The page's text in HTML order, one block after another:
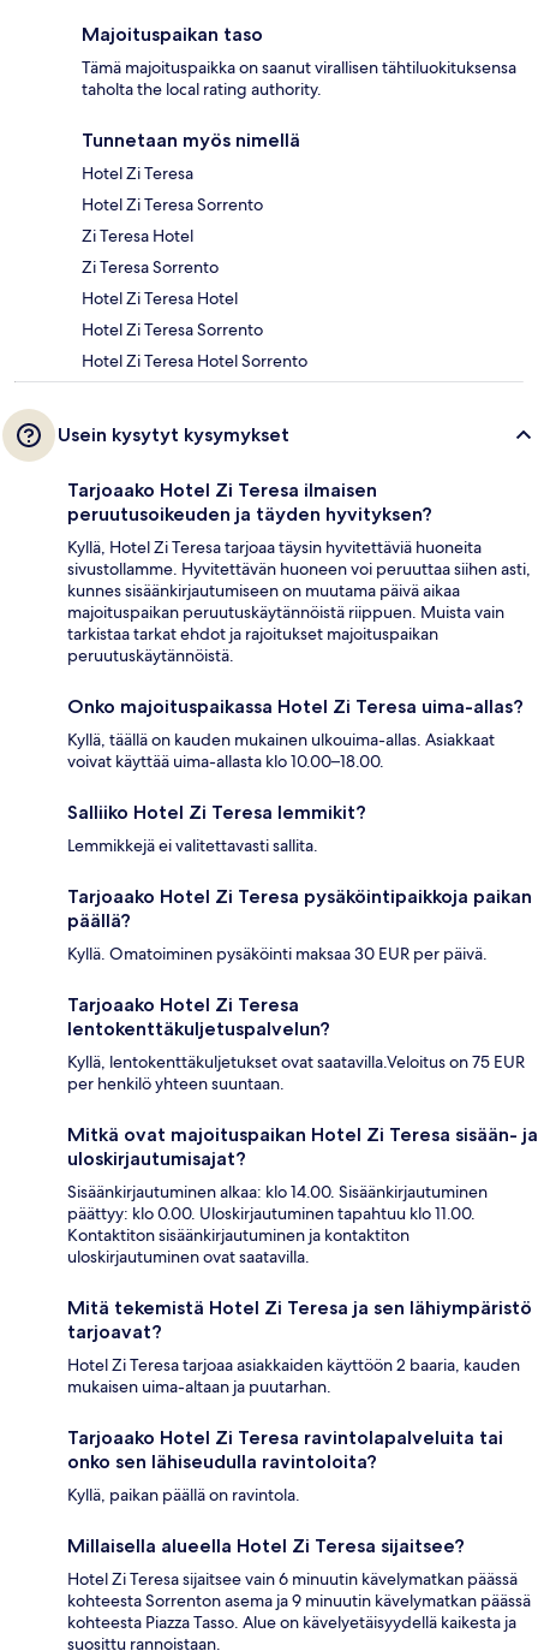
Majoituspaikan taso
Tämä majoituspaikka on saanut virallisen tähtiluokituksensa
taholta the local rating authority.
Tunnetaan myös nimellä
Hotel Zi Teresa
Hotel Zi Teresa Sorrento
Zi Teresa Hotel
Zi Teresa Sorrento
Hotel Zi Teresa Hotel
Hotel Zi Teresa Sorrento
Hotel Zi Teresa Hotel Sorrento
Usein kysytyt kysymykset
Tarjoaako Hotel Zi Teresa ilmaisen
peruutusoikeuden ja täyden hyvityksen?
Kyllä, Hotel Zi Teresa tarjoaa täysin hyvitettäviä huoneita
sivustollamme. Hyvitettävän huoneen voi peruuttaa siihen asti,
kunnes sisäänkirjautumiseen on muutama päivä aikaa
majoituspaikan peruutuskäytännöistä riippuen. Muista vain
tarkistaa tarkat ehdot ja rajoitukset majoituspaikan
peruutuskäytännöistä.
Onko majoituspaikassa Hotel Zi Teresa uima-allas?
Kyllä, täällä on kauden mukainen ulkouima-allas. Asiakkaat
voivat käyttää uima-allasta klo 10.00–18.00.
Salliiko Hotel Zi Teresa lemmikit?
Lemmikkejä ei valitettavasti sallita.
Tarjoaako Hotel Zi Teresa pysäköintipaikkoja paikan
päällä?
Kyllä. Omatoiminen pysäköinti maksaa 30 EUR per päivä.
Tarjoaako Hotel Zi Teresa
lentokenttäkuljetuspalvelun?
Kyllä, lentokenttäkuljetukset ovat saatavilla.Veloitus on 75 EUR
per henkilö yhteen suuntaan.
Mitkä ovat majoituspaikan Hotel Zi Teresa sisään- ja
uloskirjautumisajat?
Sisäänkirjautuminen alkaa: klo 14.00. Sisäänkirjautuminen
päättyy: klo 0.00. Uloskirjautuminen tapahtuu klo 11.00.
Kontaktiton sisäänkirjautuminen ja kontaktiton
uloskirjautuminen ovat saatavilla.
Mitä tekemistä Hotel Zi Teresa ja sen lähiympäristö
tarjoavat?
Hotel Zi Teresa tarjoaa asiakkaiden käyttöön 2 baaria, kauden
mukaisen uima-altaan ja puutarhan.
Tarjoaako Hotel Zi Teresa ravintolapalveluita tai
onko sen lähiseudulla ravintoloita?
Kyllä, paikan päällä on ravintola.
Millaisella alueella Hotel Zi Teresa sijaitsee?
Hotel Zi Teresa sijaitsee vain 6 minuutin kävelymatkan päässä
kohteesta Sorrenton asema ja 9 minuutin kävelymatkan päässä
kohteesta Piazza Tasso. Alue on kävelyetäisyydellä kaikesta ja
suosittu rannoistaan.